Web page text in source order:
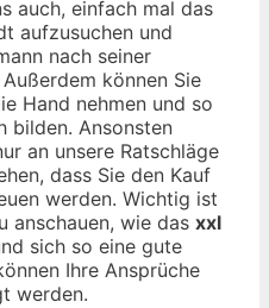
auch, einfach mal das
aufzusuchen und
nach seiner
können Sie
Hand nehmen und so
bilden. Ansonsten
an unsere Ratschläge
dass Sie den Kauf
werden. Wichtig ist
anschauen, wie das xxl
sich so eine gute
Ihre Ansprüche
werden.